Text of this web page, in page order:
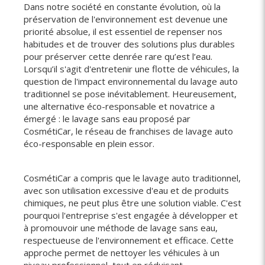
Dans notre société en constante évolution, où la
préservation de l'environnement est devenue une
priorité absolue, il est essentiel de repenser nos
habitudes et de trouver des solutions plus durables
pour préserver cette denrée rare qu’est l’eau.
Lorsqu’il s'agit d'entretenir une flotte de véhicules, la
question de l'impact environnemental du lavage auto
traditionnel se pose inévitablement. Heureusement,
une alternative éco-responsable et novatrice a
émergé : le lavage sans eau proposé par
CosmétiCar, le réseau de franchises de lavage auto
éco-responsable en plein essor.
CosmétiCar a compris que le lavage auto traditionnel,
avec son utilisation excessive d'eau et de produits
chimiques, ne peut plus être une solution viable. C'est
pourquoi l'entreprise s'est engagée à développer et
à promouvoir une méthode de lavage sans eau,
respectueuse de l'environnement et efficace. Cette
approche permet de nettoyer les véhicules à un